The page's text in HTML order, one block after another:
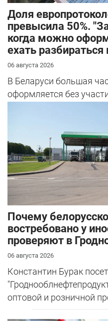
Доля
превысила 50%.
когда можно
ехать
06 августа 2026
В Беларуси большая
оформляется без
Почему
востребовано у
проверяют в
06 августа 2026
Константин Бурак
оптовой и розничной